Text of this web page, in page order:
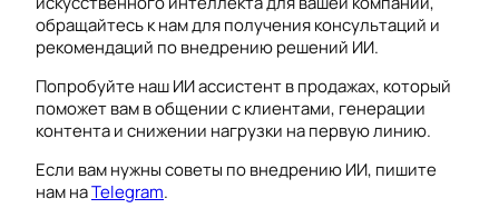
обращайтесь к нам для получения консультаций и
рекомендаций по внедрению решений ИИ.
Попробуйте наш ИИ ассистент в продажах, который
поможет вам в общении с клиентами, генерации
контента и снижении нагрузки на первую линию.
Если вам нужны советы по внедрению ИИ, пишите
нам наTelegram.